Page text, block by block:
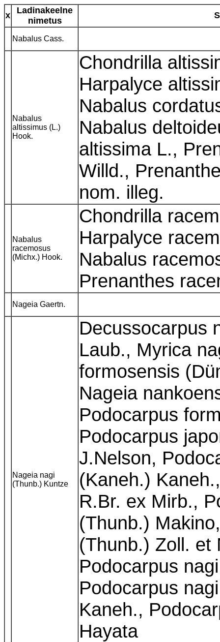
x
Ladinakeelne
nimetus
Nabalus Cass.
Nabalus
altissimus (L.)
Hook.
Chondrilla
Harpalyce
Nabalus
Nabalus
altissima L.,
Willd.,
nom. illeg.
Nabalus
racemosus
(Michx.) Hook.
Chondrilla
Harpalyce
Nabalus
Prenanthes
Nageia Gaertn.
Nageia nagi
(Thunb.) Kuntze
Decussocarpus
Laub., Myrica
formosensis
Nageia
Podocarpus
Podocarpus
J.Nelson,
(Kaneh.)
R.Br. ex Mirb.,
(Thunb.)
(Thunb.) Zoll. et
Podocarpus
Podocarpus
Kaneh.,
Hayata